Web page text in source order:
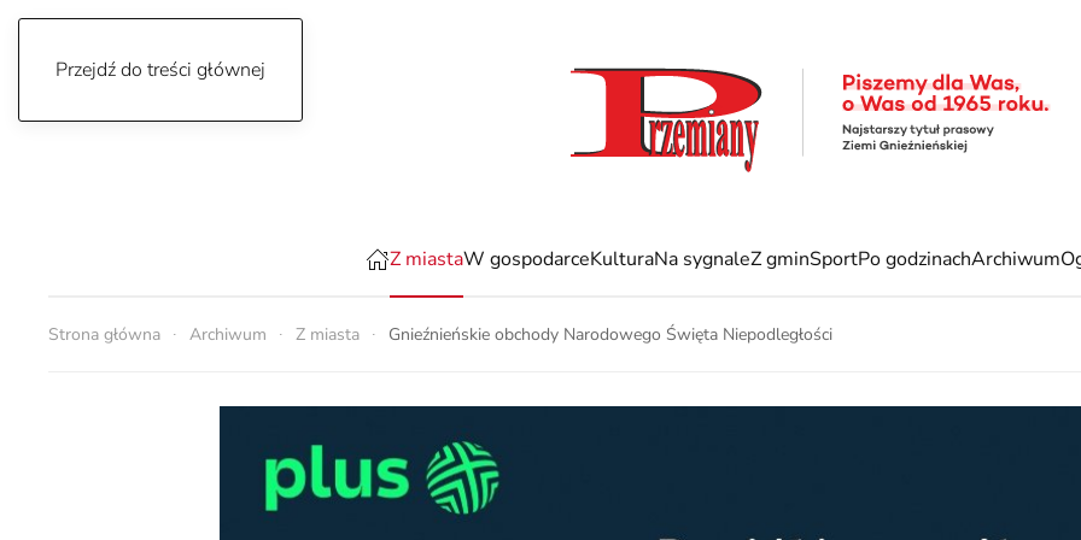
Przejdź do treści głównej
Z miastaW gospodarceKulturaNa sygnaleZ gminSportPo godzinachArchiwum
Strona główna Archiwum Z miasta Gnieźnieńskie obchody Narodowego Święta Niepodległości